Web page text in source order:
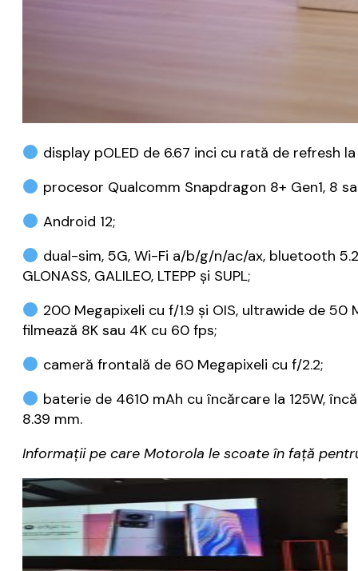
display pOLED de 6.67 inci cu rată de refresh
procesor Qualcomm Snapdragon 8+ Gen1, 8
Android 12;
dual-sim, 5G, Wi-Fi a/b/g/n/ac/ax, bluetooth
GLONASS, GALILEO, LTEPP și SUPL;
200 Megapixeli cu f/1.9 și OIS, ultrawide de 50
filmează 8K sau 4K cu 60 fps;
cameră frontală de 60 Megapixeli cu f/2.2;
baterie de 4610 mAh cu încărcare la 125W,
8.39 mm.
Informații pe care Motorola le scoate în față